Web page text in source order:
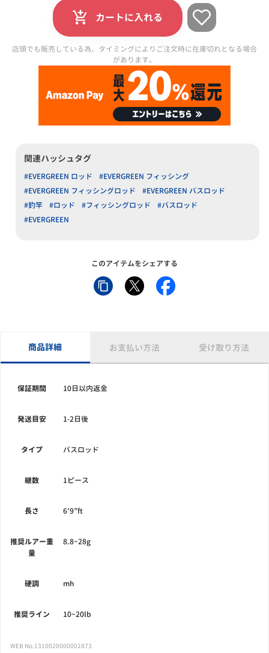
カートに入れる
店頭でも販売している為、タイミングによりご注文時に在庫切れとなる場合
があります。
関連ハッシュタグ
#EVERGREEN ロッド
#EVERGREEN フィッシング
#EVERGREEN フィッシングロッド
#EVERGREEN バスロッド
#釣竿
#ロッド #フィッシングロッド
#バスロッド
#EVERGREEN
このアイテムをシェアする
商品詳細 お支払い方法 受け取り方法
保証期間 10日以内返金
発送目安 1-2日後
タイプ バスロッド
継数 1ピース
長さ 6'9”ft
推奨ルアー重
量
8.8~28g
硬調 mh
推奨ライン 10~20lb
WEB No.1310020000002873